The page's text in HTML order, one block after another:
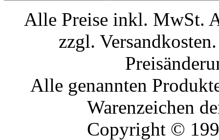
Alle Preise inkl. MwSt.
zzgl.
Alle genannten
Warenzeichen
Copyright ©